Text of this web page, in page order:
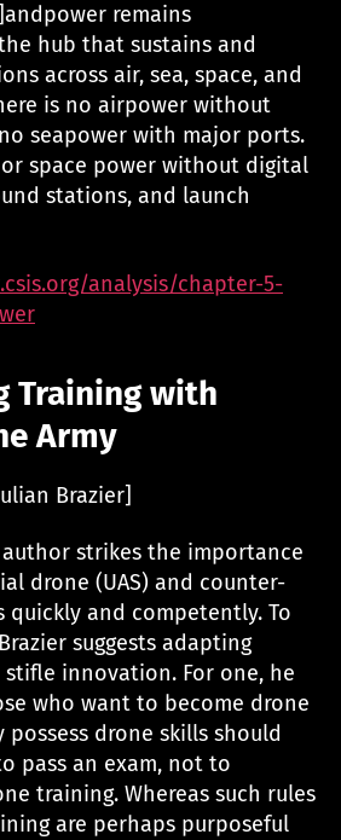
remains
hub that sustains and
across air, sea, space, and
is no airpower without
seapower with major ports.
space power without digital
stations, and launch
analysis/chapter-5-
Training with
Army
Brazier]
strikes the importance
drone (UAS) and counter-
and competently. To
suggests adapting
innovation. For one, he
who want to become drone
drone skills should
pass an exam, not to
training. Whereas such rules
are perhaps purposeful